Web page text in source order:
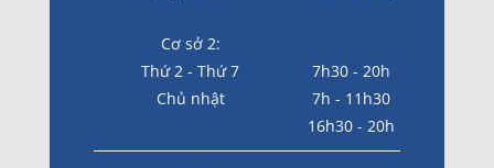
Cơ sở 2:
Thứ 2 - Thứ 7
7h30 - 20h
Chủ nhật
7h - 11h30
16h30 - 20h